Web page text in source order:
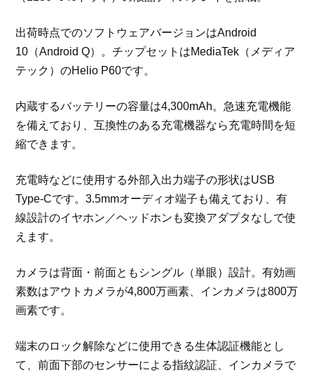
出荷時点でのソフトウェアバージョンはAndroid
10（Android Q）。チップセットはMediaTek（メディア
テック）のHelio P60です。
内蔵するバッテリーの容量は4,300mAh。急速充電機能
を備えており、互換性のある充電機器なら充電時間を短
縮できます。
充電時などに使用する外部入出力端子の形状はUSB
Type-Cです。3.5mmオーディオ端子も備えており、有
線設計のイヤホン／ヘッドホンも変換アダプタなしで使
えます。
カメラは背面・前面ともシングル（単眼）設計。有効画
素数はアウトカメラが4,800万画素、インカメラは800万
画素です。
端末のロック解除などに使用できる生体認証機能とし
て、前面下部のセンサーによる指紋認証、インカメラで